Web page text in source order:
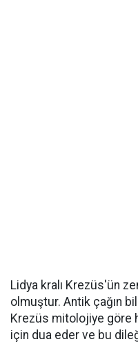
Lidya kralı Krezüs'ün
olmuştur. Antik çağın
Krezüs mitolojiye göre
için dua eder ve bu